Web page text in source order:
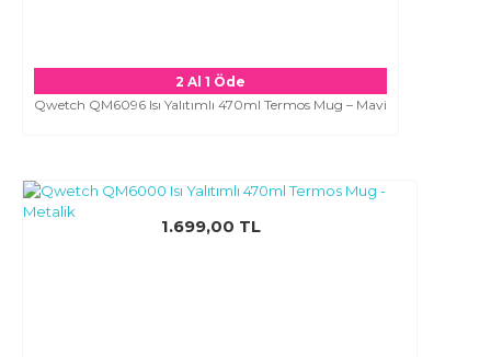
2 Al 1 Öde
Qwetch QM6096 Isı Yalıtımlı 470ml Termos Mug – Mavi
1.699,00 TL